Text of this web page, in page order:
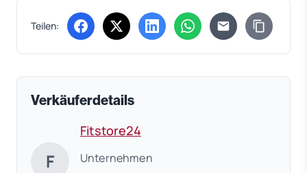
Teilen: (öffnet in neuem Tab)
(öffnet in neuem Tab)
(öffnet in neuem Tab)
(öffnet in neuem Tab)
Verkäuferdetails
F
Fitstore24
Unternehmen